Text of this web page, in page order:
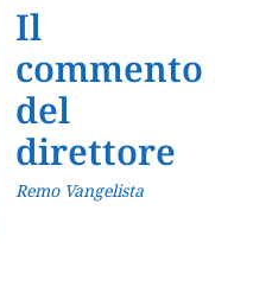
Il
commento
del
direttore
Remo Vangelista